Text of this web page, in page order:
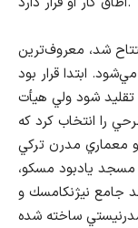
شريف» قازان كه در سال 2005 افتتاح شد، معروف‌ترين
ابتدا قرار بود
شود ولي هيأت
را انتخاب كرد كه
معماري مدرن تركي
يادبود مسكو،
جامع نيژنكامسك و
ساخته شده